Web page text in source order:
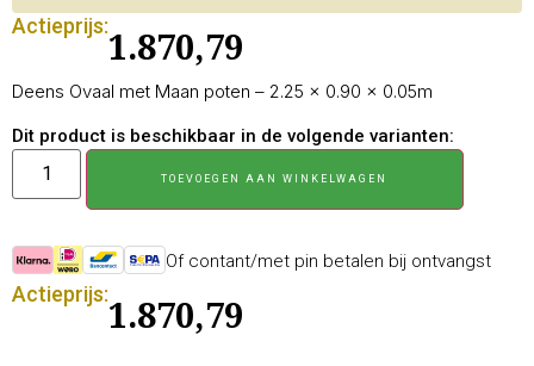
Actieprijs:
1.870,79
Deens Ovaal met Maan poten – 2.25 × 0.90 × 0.05m
Dit product is beschikbaar in de volgende varianten:
TOEVOEGEN AAN WINKELWAGEN
Of contant/met pin betalen bij ontvangst
Actieprijs:
1.870,79